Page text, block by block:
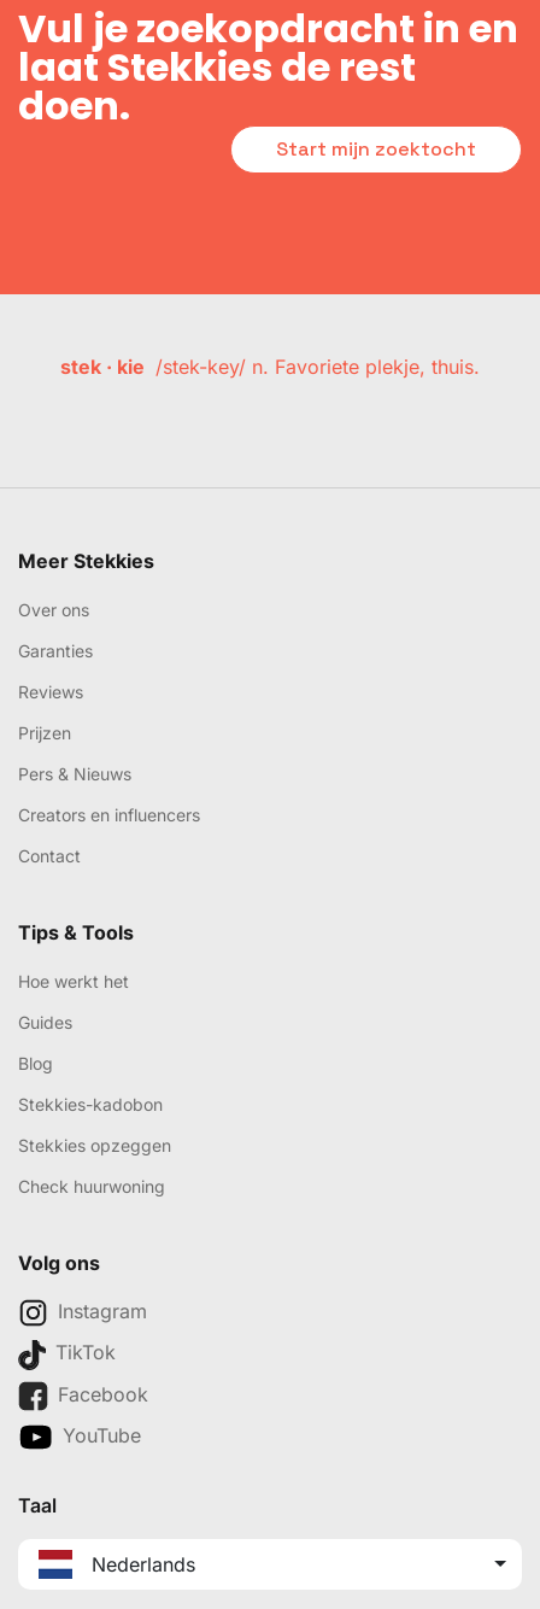
Vul je zoekopdracht in en
laat Stekkies de rest
doen.
Start mijn zoektocht
stek · kie /stek-key/ n. Favoriete plekje, thuis.
Meer Stekkies
Over ons
Garanties
Reviews
Prijzen
Pers & Nieuws
Creators en influencers
Contact
Tips & Tools
Hoe werkt het
Guides
Blog
Stekkies-kadobon
Stekkies opzeggen
Check huurwoning
Volg ons
Instagram
TikTok
Facebook
YouTube
Taal
Nederlands